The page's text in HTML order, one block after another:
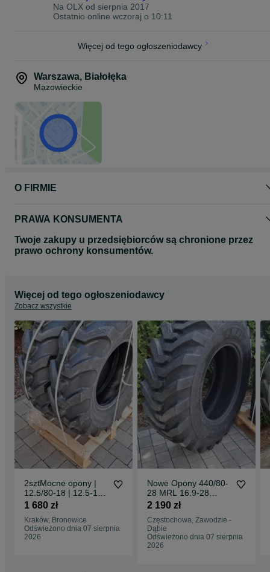
Kupujesz oponę, która ma zarabiać – nie tylko jeździć.
Dostępne od ręki
Kontakt telefoniczny lub wiadomość.
Na OLX od sierpnia 2017
Ostatnio online wczoraj o 10:11
Więcej od tego ogłoszeniodawcy
Warszawa, Białołęka
Mazowieckie
O FIRMIE
PRAWA KONSUMENTA
Twoje zakupy u przedsiębiorców są chronione przez
prawo ochrony konsumentów.
Więcej od tego ogłoszeniodawcy
Zobacz wszystkie
2sztMocne opony |
12.5/80-18 | 12.5-18
MOCNE 12PR
1 680 zł
Kraków, Bronowice
Odświeżono dnia 07 sierpnia
2026
Nowe Opony 440/80-
28 MRL 16.9-28
16PR 440/80-28
opony pobranie
dostawa 0zł
2 190 zł
Częstochowa, Zawodzie -
Dąbie
Odświeżono dnia 07 sierpnia
2026